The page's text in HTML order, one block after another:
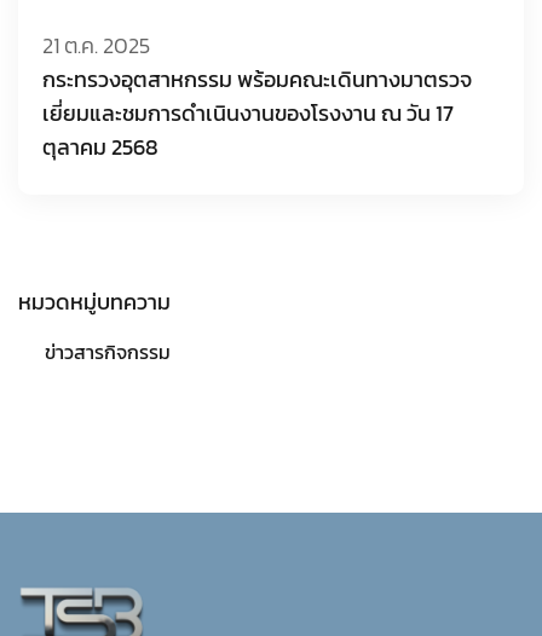
21 ต.ค. 2025
กระทรวงอุตสาหกรรม พร้อมคณะเดินทางมาตรวจ
เยี่ยมและชมการดำเนินงานของโรงงาน ณ วัน 17
ตุลาคม 2568
หมวดหมู่บทความ
ข่าวสารกิจกรรม